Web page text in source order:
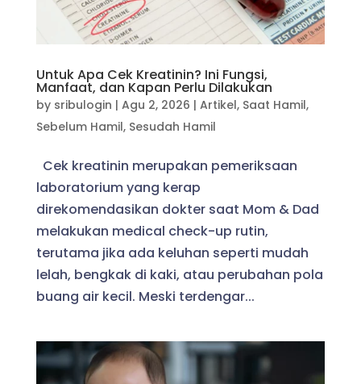
Untuk Apa Cek Kreatinin? Ini Fungsi,
Manfaat, dan Kapan Perlu Dilakukan
by sribulogin | Agu 2, 2026 | Artikel, Saat Hamil,
Sebelum Hamil, Sesudah Hamil
Cek kreatinin merupakan pemeriksaan
laboratorium yang kerap
direkomendasikan dokter saat Mom & Dad
melakukan medical check-up rutin,
terutama jika ada keluhan seperti mudah
lelah, bengkak di kaki, atau perubahan pola
buang air kecil. Meski terdengar...